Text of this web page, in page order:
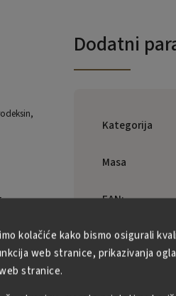
kolačiće kako bismo osigurali
web stranice, prikazivanja
stranice.
Dodatni
Kategorija
Masa
EAN: